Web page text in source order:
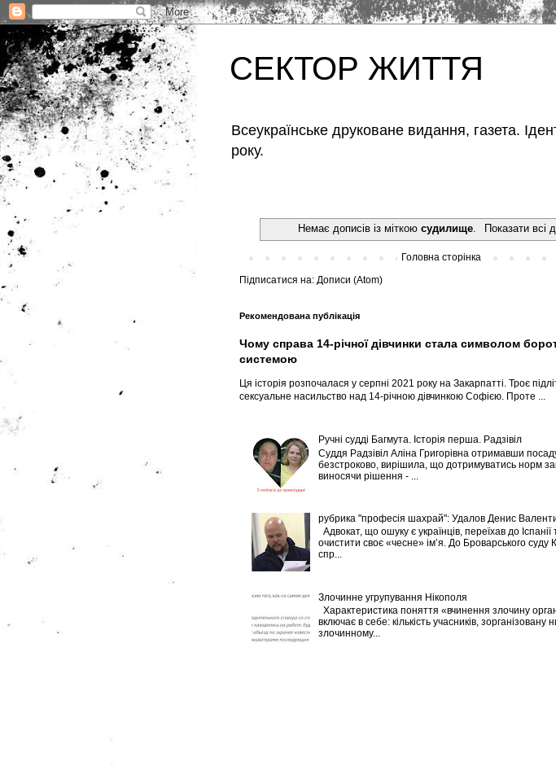
СЕКТОР ЖИТТЯ
Всеукраїнське друковане видання, газета.
року.
Немає дописів із міткоюсудилище Показати всі
Головна сторінка
Підписатися на: Дописи (Atom)
Рекомендована публікація
Чому справа 14-річної дівчинки стала символом
системою
Ця історія розпочалася у серпні 2021 року на Закарпатті. Троє
сексуальне насильство над 14-річною дівчинкою Софією. Проте ...
Ручні судді Багмута. Історія перша. Радзівіл
Суддя Радзівіл Аліна Григорівна отримавши
безстроково, вирішила, що дотримуватись норм
виносячи рішення - ...
рубрика "професія шахрай": Удалов Денис
Адвокат, що ошуку є українців, переїхав до
очистити своє «чесне» ім’я. До Броварського суду
спр...
Злочинне угрупування Нікополя
Характеристика поняття «вчинення злочину
включає в себе: кількість учасників, зорганізовану
злочинному...